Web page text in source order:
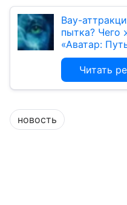
Вау-
пытка? Чего
«Аватар:
Читать
новость